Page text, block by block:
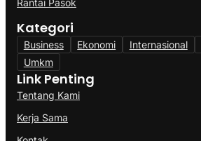
Rantai Pasok
Kategori
Business Ekonomi Internasional
Umkm
Link Penting
Tentang Kami
Kerja Sama